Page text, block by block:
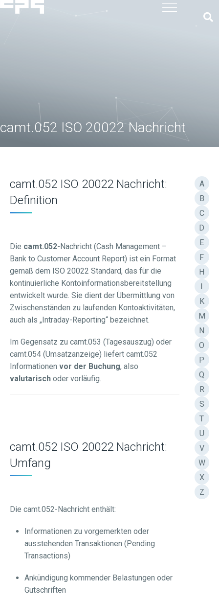
camt.052 ISO 20022 Nachricht
camt.052 ISO 20022 Nachricht:
Definition
Die camt.052-Nachricht (Cash Management –
Bank to Customer Account Report) ist ein Format
gemäß dem ISO 20022 Standard, das für die
kontinuierliche Kontoinformationsbereitstellung
entwickelt wurde. Sie dient der Übermittlung von
Zwischenständen zu laufenden Kontoaktivitäten,
auch als „Intraday-Reporting“ bezeichnet.
Im Gegensatz zu camt.053 (Tagesauszug) oder
camt.054 (Umsatzanzeige) liefert camt.052
Informationen vor der Buchung, also
valutarisch oder vorläufig.
camt.052 ISO 20022 Nachricht:
Umfang
Die camt.052-Nachricht enthält:
Informationen zu vorgemerkten oder
ausstehenden Transaktionen (Pending
Transactions)
Ankündigung kommender Belastungen oder
Gutschriften
A
B
C
D
E
F
H
I
K
M
N
O
P
Q
R
S
T
U
V
W
X
Z